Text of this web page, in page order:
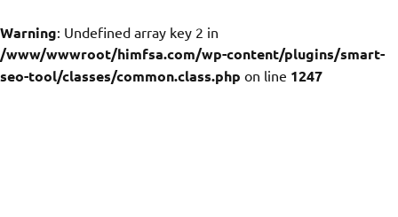
Warning: Undefined array key 2 in
/www/wwwroot/himfsa.com/wp-content/plugins/smart-
seo-tool/classes/common.class.php on line 1247